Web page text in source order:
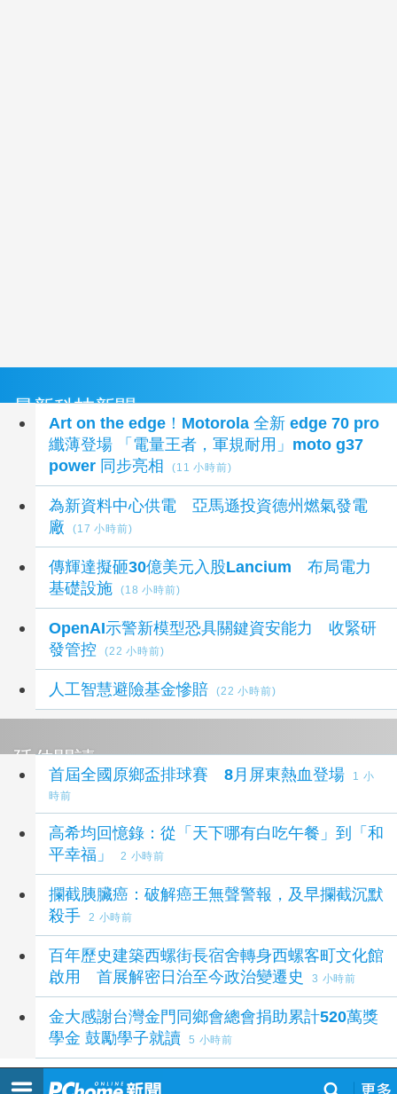
最新科技新聞
Art on the edge！Motorola 全新 edge 70 pro
纖薄登場 「電量王者，軍規耐用」moto g37
power 同步亮相
(11 小時前)
為新資料中心供電 亞馬遜投資德州燃氣發電
廠
(17 小時前)
傳輝達擬砸30億美元入股Lancium 布局電力
基礎設施
(18 小時前)
OpenAI示警新模型恐具關鍵資安能力 收緊研
發管控
(22 小時前)
人工智慧避險基金慘賠 (22 小時前)
延伸閱讀
首屆全國原鄉盃排球賽 8月屏東熱血登場
1 小
時前
高希均回憶錄：從「天下哪有白吃午餐」到「和
平幸福」
2 小時前
攔截胰臟癌：破解癌王無聲警報，及早攔截沉默
殺手
2 小時前
百年歷史建築西螺街長宿舍轉身西螺客町文化館
啟用 首展解密日治至今政治變遷史
3 小時前
金大感謝台灣金門同鄉會總會捐助累計520萬獎
學金 鼓勵學子就讀
5 小時前